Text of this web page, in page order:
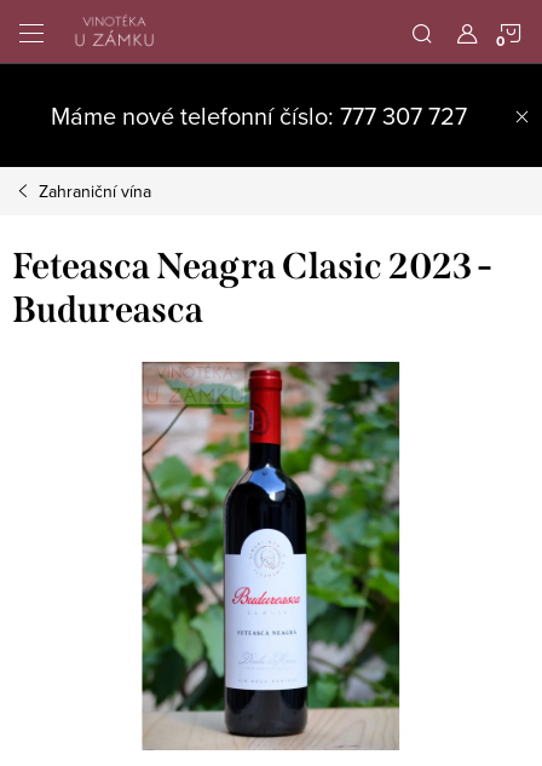
obsah
Máme nové telefonní číslo: 777 307 727
Zahraniční vína
Feteasca Neagra Clasic 2023 -
Budureasca